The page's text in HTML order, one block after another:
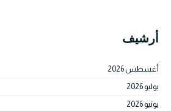
أرشيف
أغسطس 2026
يوليو 2026
يونيو 2026